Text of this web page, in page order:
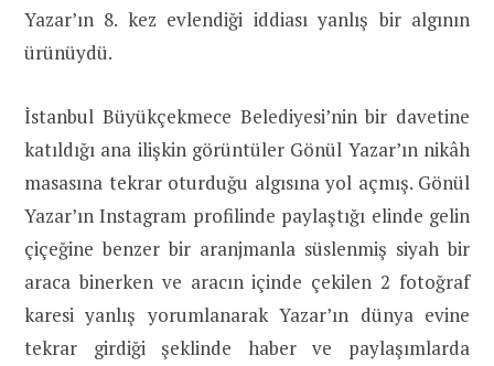
Yazar’ın 8. kez evlendiği iddiası yanlış bir algının
ürünüydü.
İstanbul Büyükçekmece Belediyesi’nin bir davetine
katıldığı ana ilişkin görüntüler Gönül Yazar’ın nikâh
masasına tekrar oturduğu algısına yol açmış. Gönül
Yazar’ın Instagram profilinde paylaştığı elinde gelin
çiçeğine benzer bir aranjmanla süslenmiş siyah bir
araca binerken ve aracın içinde çekilen 2 fotoğraf
karesi yanlış yorumlanarak Yazar’ın dünya evine
tekrar girdiği şeklinde haber ve paylaşımlarda